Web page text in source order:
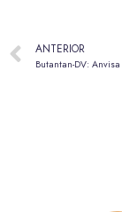
ANTERIOR